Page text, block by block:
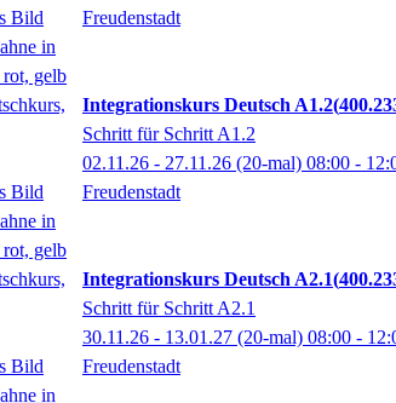
Freudenstadt
Integrationskurs Deutsch A1.2
Schritt für Schritt A1.2
02.11.26 - 27.11.26 (20-mal) 08:00 -
Freudenstadt
Integrationskurs Deutsch A2.1
Schritt für Schritt A2.1
30.11.26 - 13.01.27 (20-mal) 08:00 -
Freudenstadt